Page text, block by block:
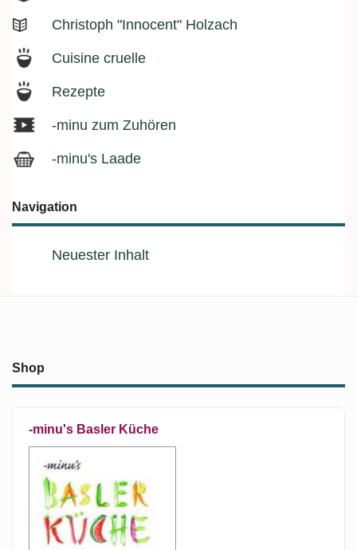
Christoph "Innocent" Holzach
Cuisine cruelle
Rezepte
-minu zum Zuhören
-minu's Laade
Navigation
Neuester Inhalt
Shop
-minu's Basler Küche